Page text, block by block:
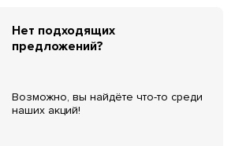
Нет подходящих
предложений?
Возможно, вы найдёте что-то среди
наших акций!